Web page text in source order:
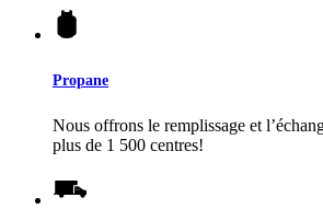
Propane
Nous offrons le remplissage et
plus de 1 500 centres!